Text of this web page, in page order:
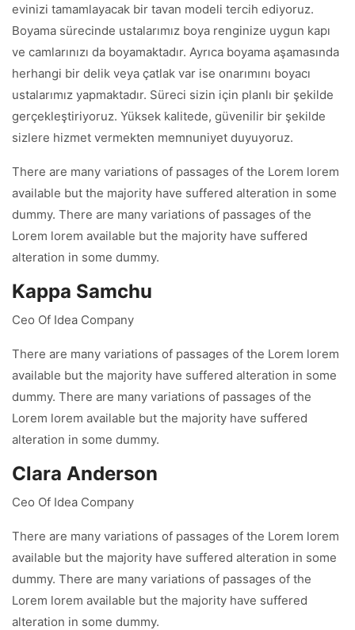
evinizi tamamlayacak bir tavan modeli tercih ediyoruz.
Boyama sürecinde ustalarımız boya renginize uygun kapı
ve camlarınızı da boyamaktadır. Ayrıca boyama aşamasında
herhangi bir delik veya çatlak var ise onarımını boyacı
ustalarımız yapmaktadır. Süreci sizin için planlı bir şekilde
gerçekleştiriyoruz. Yüksek kalitede, güvenilir bir şekilde
sizlere hizmet vermekten memnuniyet duyuyoruz.
There are many variations of passages of the Lorem lorem
available but the majority have suffered alteration in some
dummy. There are many variations of passages of the
Lorem lorem available but the majority have suffered
alteration in some dummy.
Kappa Samchu
Ceo Of Idea Company
There are many variations of passages of the Lorem lorem
available but the majority have suffered alteration in some
dummy. There are many variations of passages of the
Lorem lorem available but the majority have suffered
alteration in some dummy.
Clara Anderson
Ceo Of Idea Company
There are many variations of passages of the Lorem lorem
available but the majority have suffered alteration in some
dummy. There are many variations of passages of the
Lorem lorem available but the majority have suffered
alteration in some dummy.